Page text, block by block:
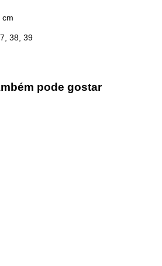
cm
38, 39
pode gostar